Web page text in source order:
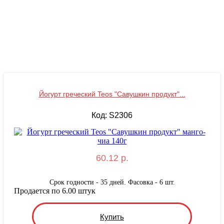
Йогурт греческий Teos "Савушкин продукт"...
Код: S2306
60.12 р.
Срок годности - 35 дней. Фасовка - 6 шт.
Купить
Продается по 6.00 штук